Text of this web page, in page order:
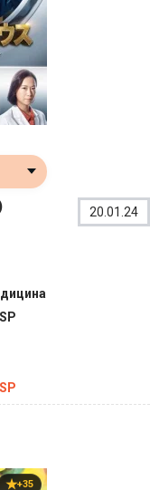
20.01.24
+35